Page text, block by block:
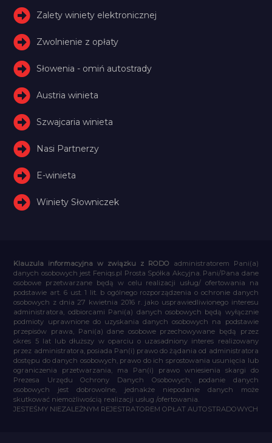
Zalety winiety elektronicznej
Zwolnienie z opłaty
Słowenia - omiń autostrady
Austria winieta
Szwajcaria winieta
Nasi Partnerzy
E-winieta
Winiety Słowniczek
Klauzula informacyjna w związku z RODO administratorem Pani(a)
danych osobowych jest Feniqs.pl Prosta Spółka Akcyjna. Pani/Pana dane
osobowe przetwarzane będą w celu realizacji usług/ ofertowania na
podstawie art. 6 ust. 1 lit. b ogólnego rozporządzenia o ochronie danych
osobowych z dnia 27 kwietnia 2016 r. jako usprawiedliwionego interesu
administratora, odbiorcami Pani(a) danych osobowych będą wyłącznie
podmioty uprawnione do uzyskania danych osobowych na podstawie
przepisów prawa, Pani(a) dane osobowe przechowywane będą przez
okres 5 lat lub dłuższy w oparciu o uzasadniony interes realizowany
przez administratora, posiada Pan(i) prawo do żądania od administratora
dostępu do danych osobowych, prawo do ich sprostowania usunięcia lub
ograniczenia przetwarzania, ma Pan(i) prawo wniesienia skargi do
Prezesa Urzędu Ochrony Danych Osobowych, podanie danych
osobowych jest dobrowolne, jednakże niepodanie danych może
skutkować niemożliwością realizacji usług /ofertowania.
JESTEŚMY NIEZALEŻNYM REJESTRATOREM OPŁAT AUTOSTRADOWYCH